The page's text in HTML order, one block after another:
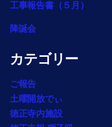
工事報告書（５月）
降誕会
カテゴリー
ご報告
土曜開放でぃ
徳正寺内施設